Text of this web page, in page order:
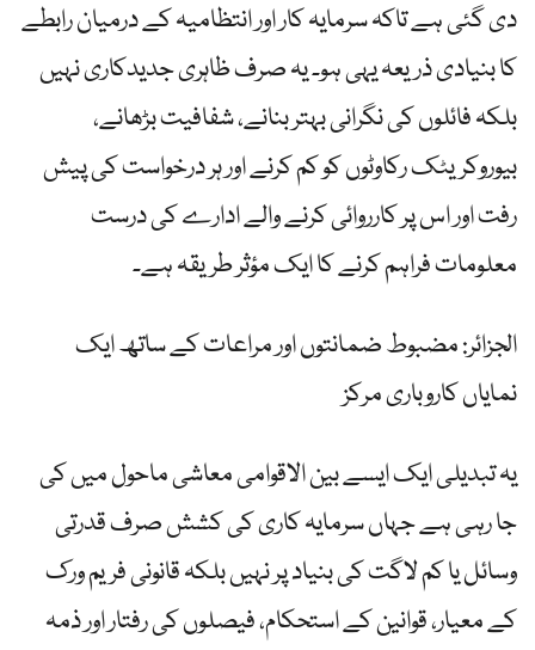
دی گئی ہے تاکہ سرمایہ کار اور انتظامیہ کے درمیان رابطے
کا بنیادی ذریعہ یہی ہو۔ یہ صرف ظاہری جدیدکاری نہیں
بلکہ فائلوں کی نگرانی بہتر بنانے، شفافیت بڑھانے،
بیوروکریٹک رکاوٹوں کو کم کرنے اور ہر درخواست کی پیش
رفت اور اس پر کارروائی کرنے والے ادارے کی درست
معلومات فراہم کرنے کا ایک مؤثر طریقہ ہے۔
الجزائر: مضبوط ضمانتوں اور مراعات کے ساتھ ایک
نمایاں کاروباری مرکز
یہ تبدیلی ایک ایسے بین الاقوامی معاشی ماحول میں کی
جا رہی ہے جہاں سرمایہ کاری کی کشش صرف قدرتی
وسائل یا کم لاگت کی بنیاد پر نہیں بلکہ قانونی فریم ورک
کے معیار، قوانین کے استحکام، فیصلوں کی رفتار اور ذمہ